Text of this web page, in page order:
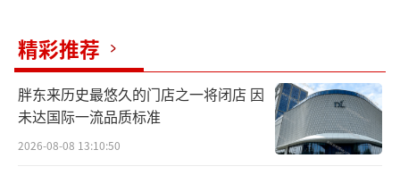
精彩推荐
胖东来历史最悠久的门店之一将闭店 因
未达国际一流品质标准
2026-08-08 13:10:50